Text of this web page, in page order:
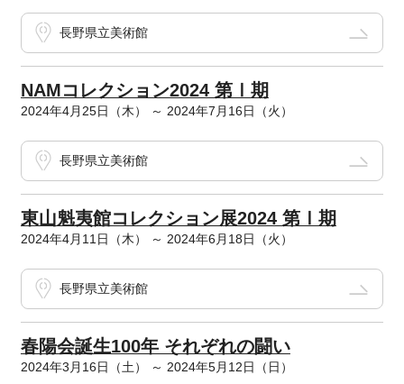
長野県立美術館
NAMコレクション2024 第Ⅰ期
2024年4月25日（木） ～ 2024年7月16日（火）
長野県立美術館
東山魁夷館コレクション展2024 第Ⅰ期
2024年4月11日（木） ～ 2024年6月18日（火）
長野県立美術館
春陽会誕生100年 それぞれの闘い
2024年3月16日（土） ～ 2024年5月12日（日）